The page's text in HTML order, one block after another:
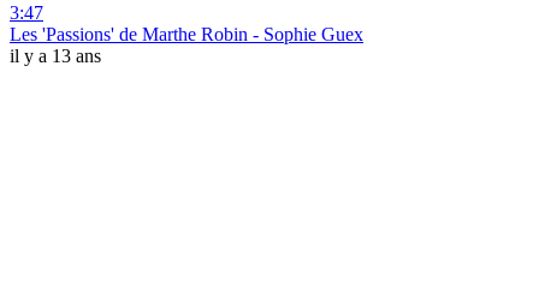
3:47
Les 'Passions' de Marthe Robin - Sophie Guex
il y a 13 ans